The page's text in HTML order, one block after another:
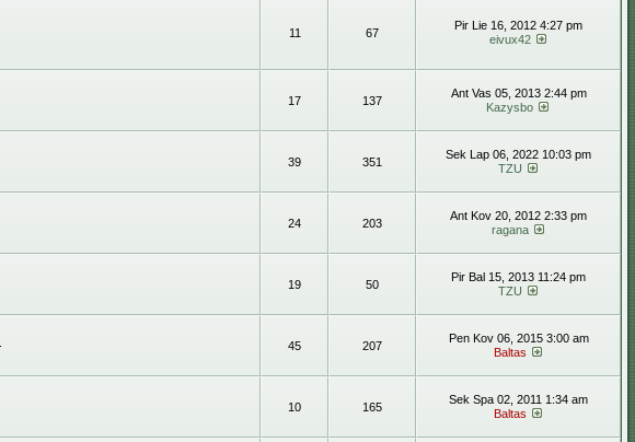
11 67
Pir Lie 16, 2012 4:27 pm
eivux42
17 137
Ant Vas 05, 2013 2:44 pm
Kazysbo
39 351
Sek Lap 06, 2022 10:03 pm
TZU
24 203
Ant Kov 20, 2012 2:33 pm
ragana
19 50
Pir Bal 15, 2013 11:24 pm
TZU
45 207
Pen Kov 06, 2015 3:00 am
Baltas
10 165
Sek Spa 02, 2011 1:34 am
Baltas